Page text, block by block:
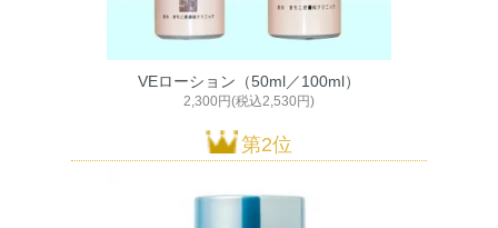
VEローション（50ml／100ml）
2,300円(税込2,530円)
第2位